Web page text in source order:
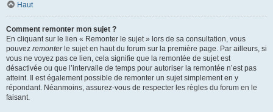
Haut
Comment remonter mon sujet ?
En cliquant sur le lien « Remonter le sujet » lors de sa consultation, vous
pouvez remonterle sujet en haut du forum sur la première page. Par ailleurs, si
vous ne voyez pas ce lien, cela signifie que la remontée de sujet est
désactivée ou que l’intervalle de temps pour autoriser la remontée n’est pas
atteint. Il est également possible de remonter un sujet simplement en y
répondant. Néanmoins, assurez-vous de respecter les règles du forum en le
faisant.